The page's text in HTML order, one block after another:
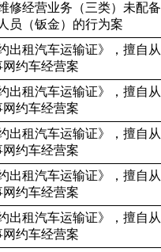
修经营业务（三类）未配备
员（钣金）的行为案
出租汽车运输证》，擅自从
网约车经营案
出租汽车运输证》，擅自从
网约车经营案
出租汽车运输证》，擅自从
网约车经营案
出租汽车运输证》，擅自从
网约车经营案
出租汽车运输证》，擅自从
网约车经营案